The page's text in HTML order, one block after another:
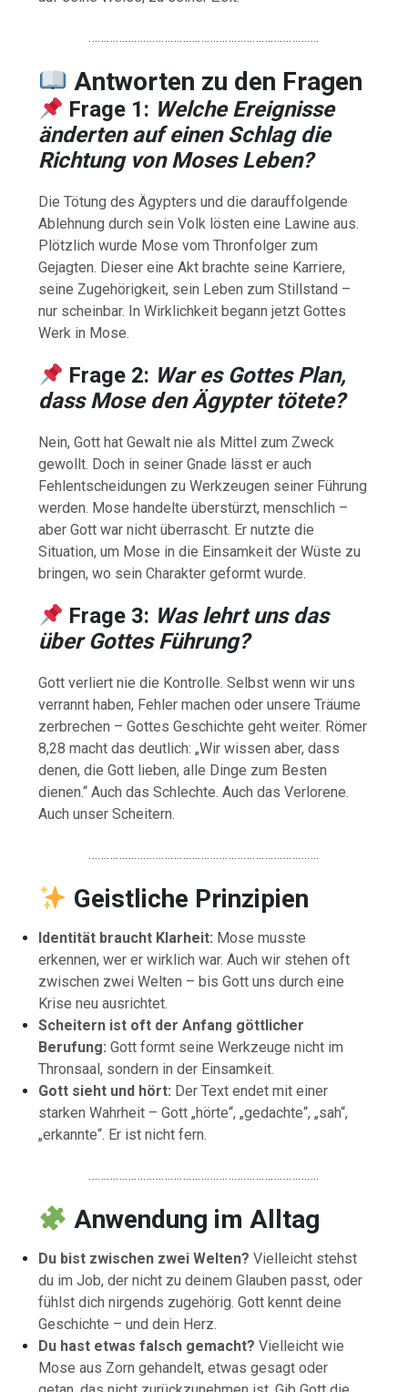
………………………………………………………………….
Antworten zu den Fragen
Frage 1: Welche Ereignisse
änderten auf einen Schlag die
Richtung von Moses Leben?
Die Tötung des Ägypters und die darauffolgende
Ablehnung durch sein Volk lösten eine Lawine aus.
Plötzlich wurde Mose vom Thronfolger zum
Gejagten. Dieser eine Akt brachte seine Karriere,
seine Zugehörigkeit, sein Leben zum Stillstand –
nur scheinbar. In Wirklichkeit begann jetzt Gottes
Werk in Mose.
Frage 2: War es Gottes Plan,
dass Mose den Ägypter tötete?
Nein, Gott hat Gewalt nie als Mittel zum Zweck
gewollt. Doch in seiner Gnade lässt er auch
Fehlentscheidungen zu Werkzeugen seiner Führung
werden. Mose handelte überstürzt, menschlich –
aber Gott war nicht überrascht. Er nutzte die
Situation, um Mose in die Einsamkeit der Wüste zu
bringen, wo sein Charakter geformt wurde.
Frage 3: Was lehrt uns das
über Gottes Führung?
Gott verliert nie die Kontrolle. Selbst wenn wir uns
verrannt haben, Fehler machen oder unsere Träume
zerbrechen – Gottes Geschichte geht weiter. Römer
8,28 macht das deutlich: „Wir wissen aber, dass
denen, die Gott lieben, alle Dinge zum Besten
dienen.“ Auch das Schlechte. Auch das Verlorene.
Auch unser Scheitern.
………………………………………………………………….
Geistliche Prinzipien
Identität braucht Klarheit: Mose musste
erkennen, wer er wirklich war. Auch wir stehen oft
zwischen zwei Welten – bis Gott uns durch eine
Krise neu ausrichtet.
Scheitern ist oft der Anfang göttlicher
Berufung: Gott formt seine Werkzeuge nicht im
Thronsaal, sondern in der Einsamkeit.
Gott sieht und hört: Der Text endet mit einer
starken Wahrheit – Gott „hörte“, „gedachte“, „sah“,
„erkannte“. Er ist nicht fern.
………………………………………………………………….
Anwendung im Alltag
Du bist zwischen zwei Welten? Vielleicht stehst
du im Job, der nicht zu deinem Glauben passt, oder
fühlst dich nirgends zugehörig. Gott kennt deine
Geschichte – und dein Herz.
Du hast etwas falsch gemacht? Vielleicht wie
Mose aus Zorn gehandelt, etwas gesagt oder